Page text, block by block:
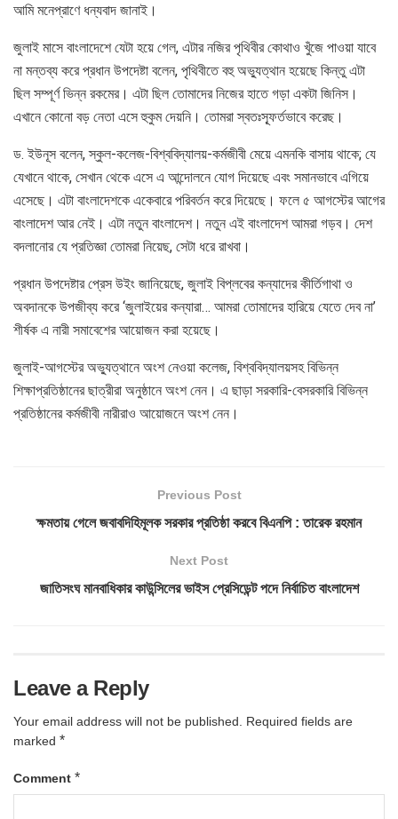
আমি মনেপ্রাণে ধন্যবাদ জানাই।
জুলাই মাসে বাংলাদেশে যেটা হয়ে গেল, এটার নজির পৃথিবীর কোথাও খুঁজে পাওয়া যাবে
না মন্তব্য করে প্রধান উপদেষ্টা বলেন, পৃথিবীতে বহু অভ্যুত্থান হয়েছে কিন্তু এটা
ছিল সম্পূর্ণ ভিন্ন রকমের। এটা ছিল তোমাদের নিজের হাতে গড়া একটা জিনিস।
এখানে কোনো বড় নেতা এসে হুকুম দেয়নি। তোমরা স্বতঃস্ফূর্তভাবে করেছ।
ড. ইউনূস বলেন, স্কুল-কলেজ-বিশ্ববিদ্যালয়-কর্মজীবী মেয়ে এমনকি বাসায় থাকে; যে
যেখানে থাকে, সেখান থেকে এসে এ আন্দোলনে যোগ দিয়েছে এবং সমানভাবে এগিয়ে
এসেছে। এটা বাংলাদেশকে একেবারে পরিবর্তন করে দিয়েছে। ফলে ৫ আগস্টের আগের
বাংলাদেশ আর নেই। এটা নতুন বাংলাদেশ। নতুন এই বাংলাদেশ আমরা গড়ব। দেশ
বদলানোর যে প্রতিজ্ঞা তোমরা নিয়েছ, সেটা ধরে রাখবা।
প্রধান উপদেষ্টার প্রেস উইং জানিয়েছে, জুলাই বিপ্লবের কন্যাদের কীর্তিগাথা ও
অবদানকে উপজীব্য করে ‘জুলাইয়ের কন্যারা… আমরা তোমাদের হারিয়ে যেতে দেব না’
শীর্ষক এ নারী সমাবেশের আয়োজন করা হয়েছে।
জুলাই-আগস্টের অভ্যুত্থানে অংশ নেওয়া কলেজ, বিশ্ববিদ্যালয়সহ বিভিন্ন
শিক্ষাপ্রতিষ্ঠানের ছাত্রীরা অনুষ্ঠানে অংশ নেন। এ ছাড়া সরকারি-বেসরকারি বিভিন্ন
প্রতিষ্ঠানের কর্মজীবী নারীরাও আয়োজনে অংশ নেন।
Previous Post
ক্ষমতায় গেলে জবাবদিহিমূলক সরকার প্রতিষ্ঠা করবে বিএনপি : তারেক রহমান
Next Post
জাতিসংঘ মানবাধিকার কাউন্সিলের ভাইস প্রেসিডেন্ট পদে নির্বাচিত বাংলাদেশ
Leave a Reply
Your email address will not be published.
Required fields are
marked *
Comment *